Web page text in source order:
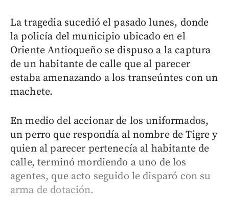
La tragedia sucedió el pasado lunes, donde
la policía del municipio ubicado en el
Oriente Antioqueño se dispuso a la captura
de un habitante de calle que al parecer
estaba amenazando a los transeúntes con un
machete.
En medio del accionar de los uniformados,
un perro que respondía al nombre de Tigre y
quien al parecer pertenecía al habitante de
calle, terminó mordiendo a uno de los
agentes, que acto seguido le disparó con su
arma de dotación.